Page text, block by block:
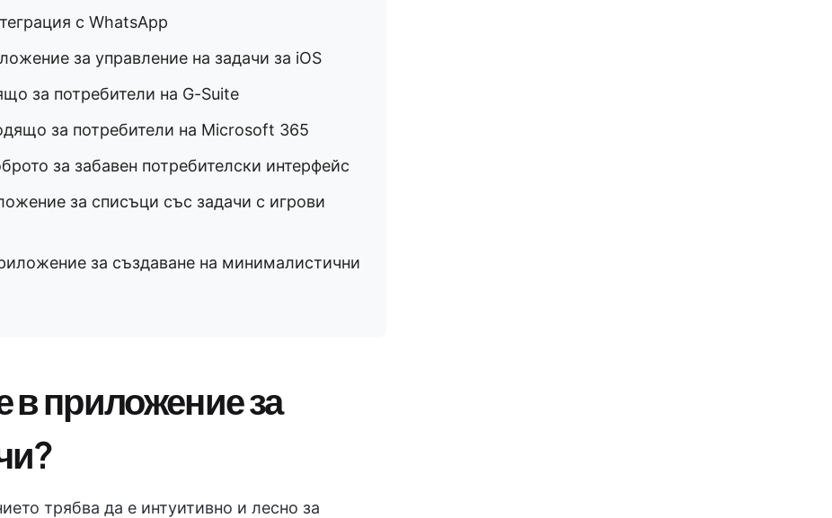
с WhatsApp
за управление на задачи за iOS
за потребители на G-Suite
за потребители на Microsoft 365
за забавен потребителски интерфейс
за списъци със задачи с игрови
за създаване на минималистични
в приложение за
трябва да е интуитивно и лесно за